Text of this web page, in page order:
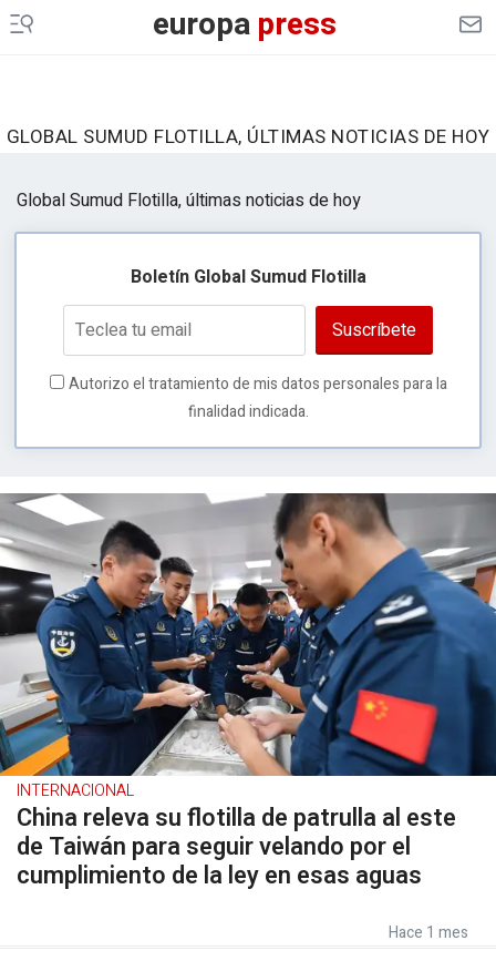
europapress
GLOBAL SUMUD FLOTILLA, ÚLTIMAS NOTICIAS DE HOY
Global Sumud Flotilla, últimas noticias de hoy
Boletín Global Sumud Flotilla
Suscríbete
Autorizo el tratamiento de mis datos personales para la
finalidad indicada.
INTERNACIONAL
China releva su flotilla de patrulla al este
de Taiwán para seguir velando por el
cumplimiento de la ley en esas aguas
Hace 1 mes